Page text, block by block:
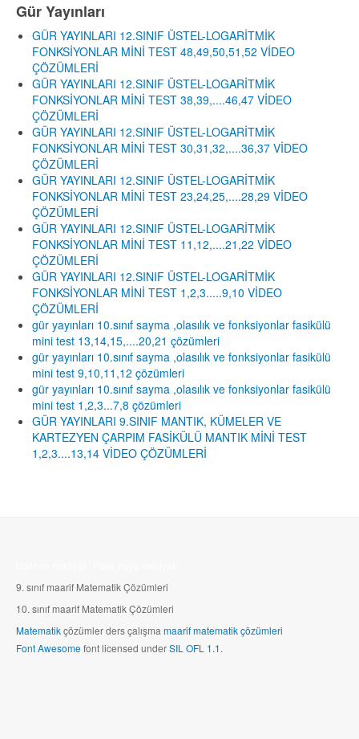
Gür Yayınları
GÜR YAYINLARI 12.SINIF ÜSTEL-LOGARİTMİK
FONKSİYONLAR MİNİ TEST 48,49,50,51,52 VİDEO
ÇÖZÜMLERİ
GÜR YAYINLARI 12.SINIF ÜSTEL-LOGARİTMİK
FONKSİYONLAR MİNİ TEST 38,39,....46,47 VİDEO
ÇÖZÜMLERİ
GÜR YAYINLARI 12.SINIF ÜSTEL-LOGARİTMİK
FONKSİYONLAR MİNİ TEST 30,31,32,....36,37 VİDEO
ÇÖZÜMLERİ
GÜR YAYINLARI 12.SINIF ÜSTEL-LOGARİTMİK
FONKSİYONLAR MİNİ TEST 23,24,25,....28,29 VİDEO
ÇÖZÜMLERİ
GÜR YAYINLARI 12.SINIF ÜSTEL-LOGARİTMİK
FONKSİYONLAR MİNİ TEST 11,12,....21,22 VİDEO
ÇÖZÜMLERİ
GÜR YAYINLARI 12.SINIF ÜSTEL-LOGARİTMİK
FONKSİYONLAR MİNİ TEST 1,2,3.....9,10 VİDEO
ÇÖZÜMLERİ
gür yayınları 10.sınıf sayma ,olasılık ve fonksiyonlar fasikülü
mini test 13,14,15,....20,21 çözümleri
gür yayınları 10.sınıf sayma ,olasılık ve fonksiyonlar fasikülü
mini test 9,10,11,12 çözümleri
gür yayınları 10.sınıf sayma ,olasılık ve fonksiyonlar fasikülü
mini test 1,2,3...7,8 çözümleri
GÜR YAYINLARI 9.SINIF MANTIK, KÜMELER VE
KARTEZYEN ÇARPIM FASİKÜLÜ MANTIK MİNİ TEST
1,2,3....13,14 VİDEO ÇÖZÜMLERİ
9. sınıf maarif Matematik Çözümleri
10. sınıf maarif Matematik Çözümleri
Matematikçözümler ders çalışma maarif matematik çözümleri
Font Awesomefont licensed underSIL OFL 1.1.